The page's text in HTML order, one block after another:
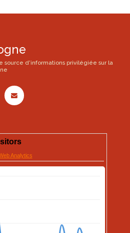
source d'informations privilégiée sur la